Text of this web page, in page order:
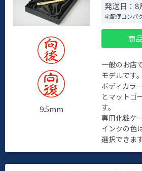
9.5mm
発送日：8
宅配便コンパ
商
一般のお店
モデルです。
ボディカラ
とマットゴ
す。
専用化粧ケ
インクの色
選択できます